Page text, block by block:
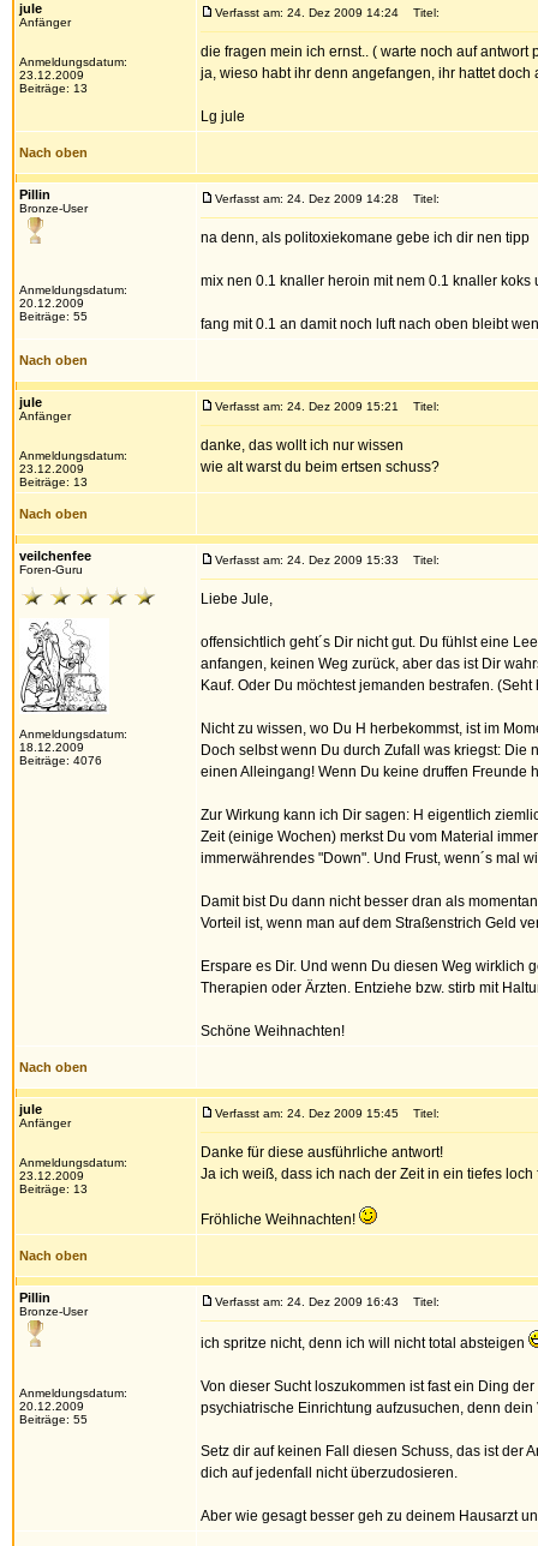
jule
Anfänger
Anmeldungsdatum:
23.12.2009
Beiträge: 13
Verfasst am: 24. Dez 2009 14:24 Titel:
die fragen mein ich ernst.. ( warte noch auf antwort
ja, wieso habt ihr denn angefangen, ihr hattet doch
Lg jule
Nach oben
Pillin
Bronze-User
Anmeldungsdatum:
20.12.2009
Beiträge: 55
Verfasst am: 24. Dez 2009 14:28 Titel:
na denn, als politoxiekomane gebe ich dir nen tipp
mix nen 0.1 knaller heroin mit nem 0.1 knaller
fang mit 0.1 an damit noch luft nach oben bleibt
Nach oben
jule
Anfänger
Anmeldungsdatum:
23.12.2009
Beiträge: 13
Verfasst am: 24. Dez 2009 15:21 Titel:
danke, das wollt ich nur wissen
wie alt warst du beim ertsen schuss?
Nach oben
veilchenfee
Foren-Guru
Anmeldungsdatum:
18.12.2009
Beiträge: 4076
Verfasst am: 24. Dez 2009 15:33 Titel:
Liebe Jule,
offensichtlich geht´s Dir nicht gut. Du fühlst eine
anfangen, keinen Weg zurück, aber das ist Dir
Kauf. Oder Du möchtest jemanden bestrafen.
Nicht zu wissen, wo Du H herbekommst, ist im
Doch selbst wenn Du durch Zufall was kriegst:
einen Alleingang! Wenn Du keine druffen Freunde
Zur Wirkung kann ich Dir sagen: H eigentlich
Zeit (einige Wochen) merkst Du vom Material
immerwährendes "Down". Und Frust, wenn´s mal
Damit bist Du dann nicht besser dran als
Vorteil ist, wenn man auf dem Straßenstrich Geld
Erspare es Dir. Und wenn Du diesen Weg
Therapien oder Ärzten. Entziehe bzw. stirb mit
Schöne Weihnachten!
Nach oben
jule
Anfänger
Anmeldungsdatum:
23.12.2009
Beiträge: 13
Verfasst am: 24. Dez 2009 15:45 Titel:
Danke für diese ausführliche antwort!
Ja ich weiß, dass ich nach der Zeit in ein tiefes
Fröhliche Weihnachten!
Nach oben
Pillin
Bronze-User
Anmeldungsdatum:
20.12.2009
Beiträge: 55
Verfasst am: 24. Dez 2009 16:43 Titel:
ich spritze nicht, denn ich will nicht total absteigen
Von dieser Sucht loszukommen ist fast ein Ding
psychiatrische Einrichtung aufzusuchen, denn
Setz dir auf keinen Fall diesen Schuss, das ist der
dich auf jedenfall nicht überzudosieren.
Aber wie gesagt besser geh zu deinem Hausarzt